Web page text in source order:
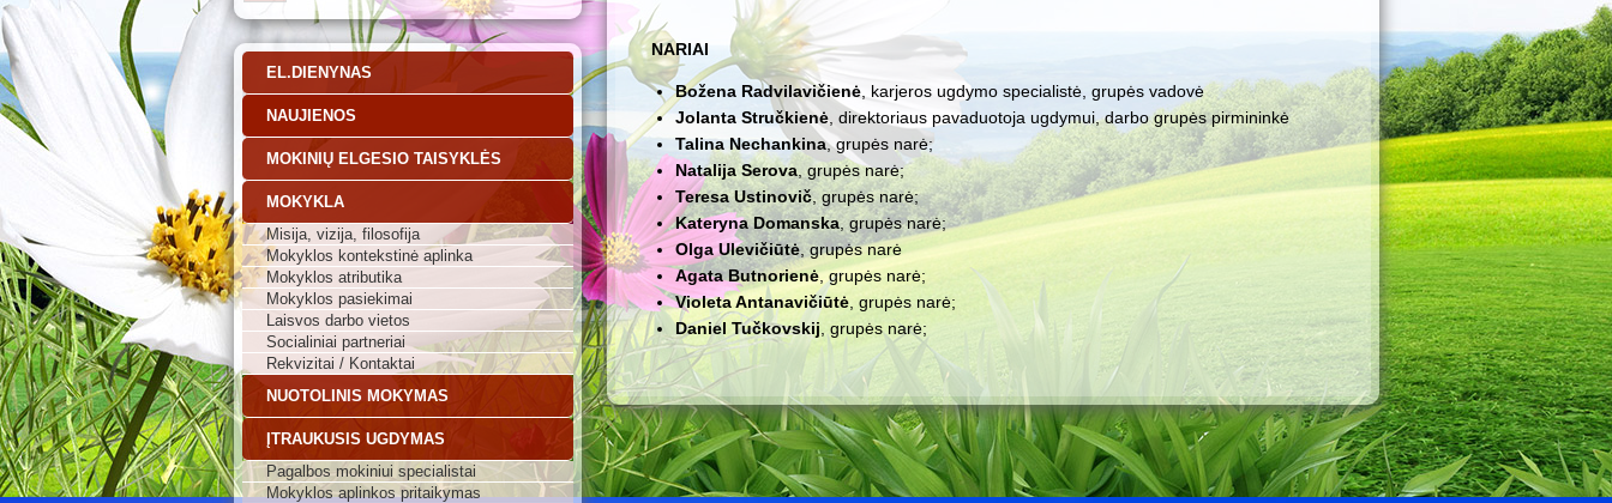
EL.DIENYNAS
NAUJIENOS
MOKINIŲ ELGESIO TAISYKLĖS
MOKYKLA
Misija, vizija, filosofija
Mokyklos kontekstinė aplinka
Mokyklos atributika
Mokyklos pasiekimai
Laisvos darbo vietos
Socialiniai partneriai
Rekvizitai / Kontaktai
NUOTOLINIS MOKYMAS
ĮTRAUKUSIS UGDYMAS
Pagalbos mokiniui specialistai
Mokyklos aplinkos pritaikymas
NARIAI
Božena Radvilavičienė, karjeros ugdymo specialistė, grupės vadovė
Jolanta Stručkienė, direktoriaus pavaduotoja ugdymui, darbo grupės pirmininkė
Talina Nechankina, grupės narė;
Natalija Serova, grupės narė;
Teresa Ustinovič, grupės narė;
Kateryna Domanska, grupės narė;
Olga Ulevičiūtė, grupės narė
Agata Butnorienė, grupės narė;
Violeta Antanavičiūtė, grupės narė;
Daniel Tučkovskij , grupės narė;